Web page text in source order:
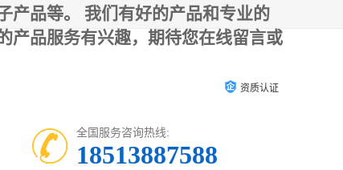
产品等。 我们有好的产品和专业的
产品服务有兴趣，期待您在线留言或
资质认证
全国服务咨询热线:
18513887588